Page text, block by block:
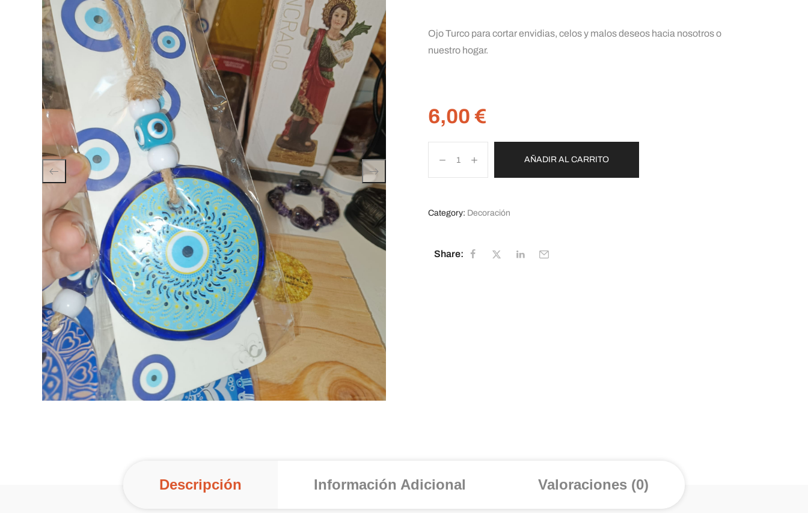
Ojo Turco para cortar envidias, celos y malos deseos hacia nosotros o
nuestro hogar.
6,00 €
AÑADIR AL CARRITO
Category: Decoración
Share:
Descripción Información Adicional Valoraciones (0)